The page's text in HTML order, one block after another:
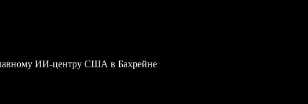
ИИ-центру США в Бахрейне